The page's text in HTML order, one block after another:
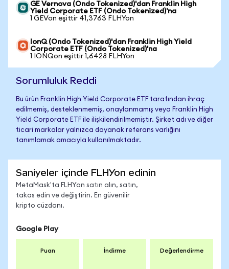
GE Vernova (Ondo Tokenized)'dan Franklin High
Yield Corporate ETF (Ondo Tokenized)'na
1 GEVon eşittir 41,3763 FLHYon
IonQ (Ondo Tokenized)'dan Franklin High Yield
Corporate ETF (Ondo Tokenized)'na
1 IONQon eşittir 1,6428 FLHYon
Sorumluluk Reddi
Bu ürün Franklin High Yield Corporate ETF tarafından ihraç
edilmemiş, desteklenmemiş, onaylanmamış veya Franklin High
Yield Corporate ETF ile ilişkilendirilmemiştir. Şirket adı ve diğer
ticari markalar yalnızca dayanak referans varlığını
tanımlamak amacıyla kullanılmaktadır.
Saniyeler içinde FLHYon edinin
MetaMask'ta FLHYon satın alın, satın,
takas edin ve değiştirin. En güvenilir
kripto cüzdanı.
Google Play
Puan İndirme Değerlendirme